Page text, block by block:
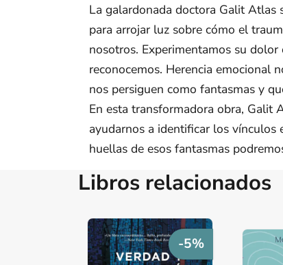
La galardonada doctora Galit Atlas
para arrojar luz sobre cómo el
nosotros. Experimentamos su
reconocemos. Herencia emocional
nos persiguen como fantasmas y
En esta transformadora obra, Galit
ayudarnos a identificar los vínculos
huellas de esos fantasmas
Libros relacionados
-5%